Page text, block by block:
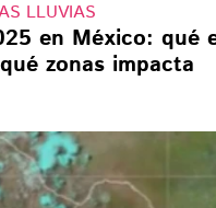
LLUVIAS
en México: qué
zonas impacta